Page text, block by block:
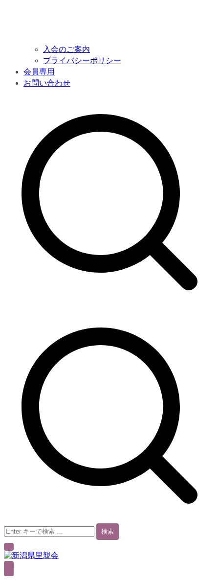
入会のご案内
プライバシーポリシー
会員専用
お問い合わせ
検
索
結
果:
新潟県里親会